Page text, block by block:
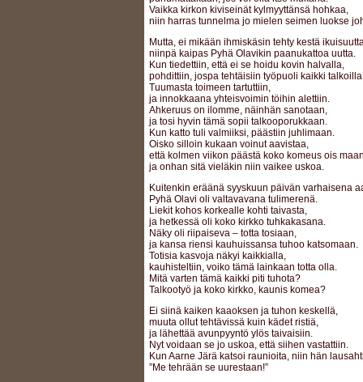
Vaikka kirkon kiviseinät kylmyyttänsä hohkaa,
niin harras tunnelma jo mielen seimen luokse
Mutta, ei mikään ihmiskäsin tehty kestä
niinpä kaipas Pyhä Olavikin paanukattoa uutta.
Kun tiedettiin, että ei se hoidu kovin halvalla,
pohdittiin, jospa tehtäisiin työpuoli kaikki
Tuumasta toimeen tartuttiin,
ja innokkaana yhteisvoimin töihin alettiin.
Ahkeruus on ilomme, näinhän sanotaan,
ja tosi hyvin tämä sopii talkooporukkaan.
Kun katto tuli valmiiksi, päästiin juhlimaan.
Oisko silloin kukaan voinut aavistaa,
että kolmen viikon päästä koko komeus ois
ja onhan sitä vieläkin niin vaikee uskoa.
Kuitenkin eräänä syyskuun päivän varhaisena
Pyhä Olavi oli valtavavana tulimerenä.
Liekit kohos korkealle kohti taivasta,
ja hetkessä oli koko kirkko tuhkakasana.
Näky oli riipaiseva – totta tosiaan,
ja kansa riensi kauhuissansa tuhoo katsomaan.
Totisia kasvoja näkyi kaikkialla,
kauhisteltiin, voiko tämä lainkaan totta olla.
Mitä varten tämä kaikki piti tuhota?
Talkootyö ja koko kirkko, kaunis komea?
Ei siinä kaiken kaaoksen ja tuhon keskellä,
muuta ollut tehtävissä kuin kädet ristiä,
ja lähettää avunpyyntö ylös taivaisiin.
Nyt voidaan se jo uskoa, että siihen vastattiin.
Kun Aarne Järä katsoi raunioita, niin hän
”Me tehrään se uurestaan!”